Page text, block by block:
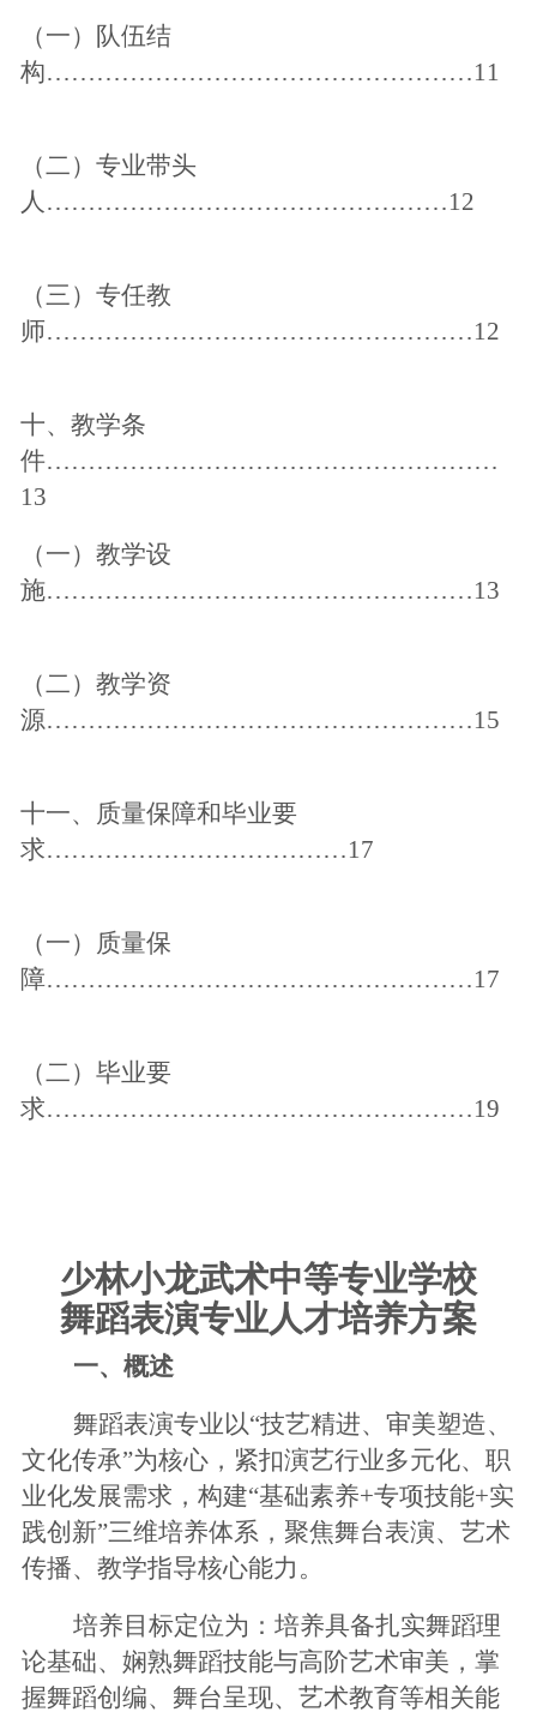
（一）队伍结
构……………………………………………11
（二）专业带头
人 …………………………………………12
（三）专任教
师……………………………………………12
十、教学条
件………………………………………………
13
（一）教学设
施……………………………………………13
（二）教学资
源……………………………………………15
十一、质量保障和毕业要
求………………………………17
（一）质量保
障……………………………………………17
（二）毕业要
求……………………………………………19
少林小龙武术中等专业学校
舞蹈表演专业人才培养方案
一、 概述
舞蹈表演专业以“技艺精进、审美塑造、
文化传承”为核心，紧扣演艺行业多元化、职
业化发展需求，构建“基础素养+专项技能+实
践创新”三维培养体系，聚焦舞台表演、艺术
传播、教学指导核心能力。
培养目标定位为：培养具备扎实舞蹈理
论基础、娴熟舞蹈技能与高阶艺术审美，掌
握舞蹈创编、舞台呈现、艺术教育等相关能